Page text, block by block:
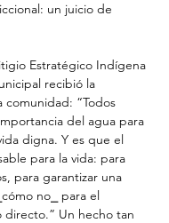
un juicio de
Estratégico Indígena
recibió la
comunidad: “Todos
del agua para
digna. Y es que el
para la vida: para
para garantizar una
no⎯ para el
directo.” Un hecho tan